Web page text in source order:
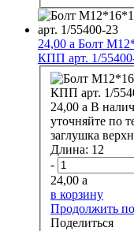
24,00 a Болт
КПП арт. 1/
24,00 a В
уточняйте по
Длина: 12
-
24,00 a
в корзину
Продолжить
Поделиться